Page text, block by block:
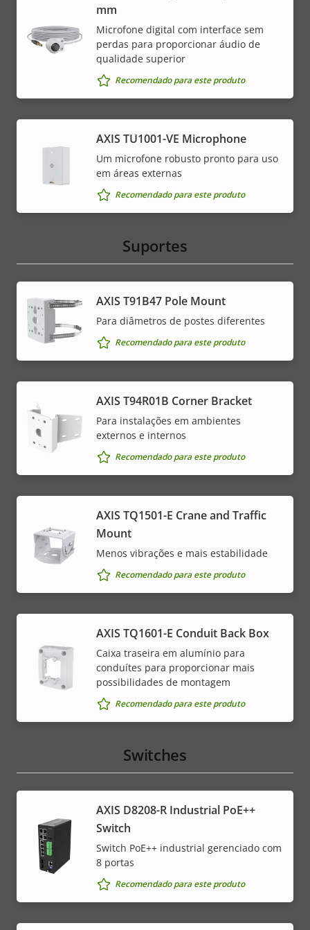
mm
Microfone digital com interface sem
perdas para proporcionar áudio de
qualidade superior
Recomendado para este produto
AXIS TU1001-VE Microphone
Um microfone robusto pronto para uso
em áreas externas
Recomendado para este produto
Suportes
AXIS T91B47 Pole Mount
Para diâmetros de postes diferentes
Recomendado para este produto
AXIS T94R01B Corner Bracket
Para instalações em ambientes
externos e internos
Recomendado para este produto
AXIS TQ1501-E Crane and Traffic
Mount
Menos vibrações e mais estabilidade
Recomendado para este produto
AXIS TQ1601-E Conduit Back Box
Caixa traseira em alumínio para
conduítes para proporcionar mais
possibilidades de montagem
Recomendado para este produto
Switches
AXIS D8208-R Industrial PoE++
Switch
Switch PoE++ industrial gerenciado com
8 portas
Recomendado para este produto